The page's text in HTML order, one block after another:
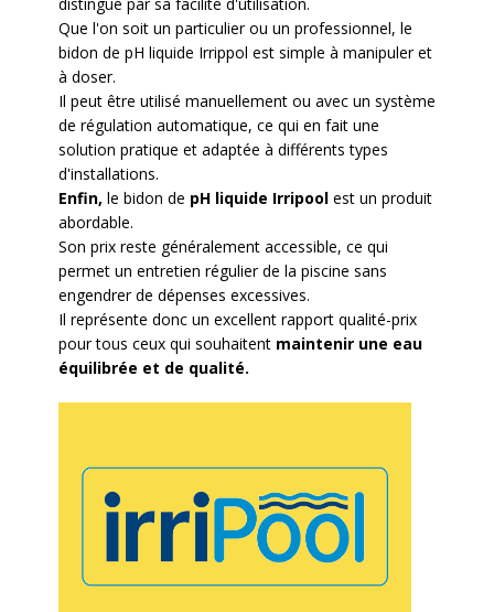
Que l'on soit un particulier ou un professionnel, le
bidon de pH liquide Irrippol est simple à manipuler et
à doser.
Il peut être utilisé manuellement ou avec un système
de régulation automatique, ce qui en fait une
solution pratique et adaptée à différents types
d'installations.
Enfin, le bidon de pH liquide Irripool est un produit
abordable.
Son prix reste généralement accessible, ce qui
permet un entretien régulier de la piscine sans
engendrer de dépenses excessives.
Il représente donc un excellent rapport qualité-prix
pour tous ceux qui souhaitent maintenir une eau
équilibrée et de qualité.